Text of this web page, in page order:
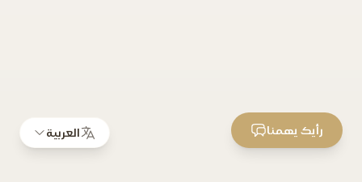
العربية رأيك يهمنا